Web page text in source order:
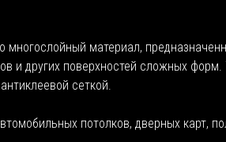
многослойный материал,
и других поверхностей сложных форм.
сеткой.
потолков, дверных карт,